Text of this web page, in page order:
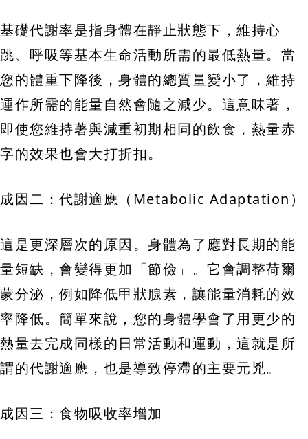
基礎代謝率是指身體在靜止狀態下，維持心
跳、呼吸等基本生命活動所需的最低熱量。當
您的體重下降後，身體的總質量變小了，維持
運作所需的能量自然會隨之減少。這意味著，
即使您維持著與減重初期相同的飲食，熱量赤
字的效果也會大打折扣。
成因二：代謝適應（Metabolic Adaptation）
這是更深層次的原因。身體為了應對長期的能
量短缺，會變得更加「節儉」。它會調整荷爾
蒙分泌，例如降低甲狀腺素，讓能量消耗的效
率降低。簡單來說，您的身體學會了用更少的
熱量去完成同樣的日常活動和運動，這就是所
謂的代謝適應，也是導致停滯的主要元兇。
成因三：食物吸收率增加